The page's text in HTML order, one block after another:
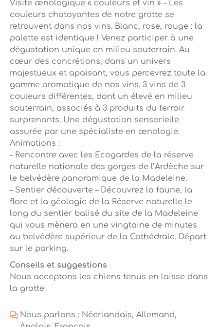
Visite œnologique « couleurs et vin » – Les
couleurs chatoyantes de notre grotte se
retrouvent dans nos vins. Blanc, rose, rouge : la
palette est identique ! Venez participer à une
dégustation unique en milieu souterrain. Au
cœur des concrétions, dans un univers
majestueux et apaisant, vous percevrez toute la
gamme aromatique de nos vins. 3 vins de 3
couleurs différentes, dont un élevé en milieu
souterrain, associés à 3 produits du terroir
surprenants. Une dégustation sensorielle
assurée par une spécialiste en œnologie.
Animations :
– Rencontre avec les Ecogardes de la réserve
naturelle nationale des gorges de l’Ardèche sur
le belvédère panoramique de la Madeleine.
– Sentier découverte – Découvrez la faune, la
flore et la géologie de la Réserve naturelle le
long du sentier balisé du site de la Madeleine
qui vous mènera en une vingtaine de minutes
au belvédère supérieur de la Cathédrale. Départ
sur le parking.
Conseils et suggestions
Nous acceptons les chiens tenus en laisse dans
la grotte
Nous parlons : Néerlandais, Allemand,